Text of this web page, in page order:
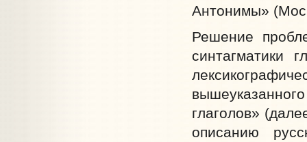
Антонимы»
Решение
синтагматики
глаголов»
описанию